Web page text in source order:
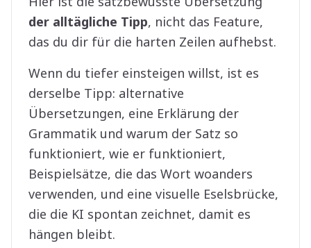
der alltägliche Tipp, nicht das Feature,
das du dir für die harten Zeilen aufhebst.
Wenn du tiefer einsteigen willst, ist es
derselbe Tipp: alternative
Übersetzungen, eine Erklärung der
Grammatik und warum der Satz so
funktioniert, wie er funktioniert,
Beispielsätze, die das Wort woanders
verwenden, und eine visuelle Eselsbrücke,
die die KI spontan zeichnet, damit es
hängen bleibt.